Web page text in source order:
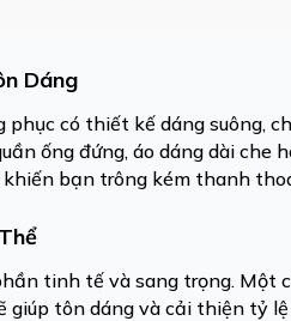
Dáng
có thiết kế dáng suông,
ống đứng, áo dáng dài che
khiến bạn trông kém thanh
tinh tế và sang trọng. Một
tôn dáng và cải thiện tỷ